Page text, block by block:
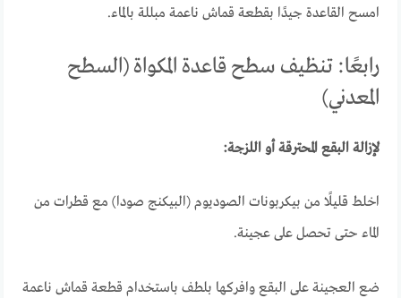
امسح القاعدة جيدًا بقطعة قماش ناعمة مبللة بالماء.
رابعًا: تنظيف سطح قاعدة المكواة (السطح
المعدني)
لإزالة البقع المحترقة أو اللزجة:
اخلط قليلًا من بيكربونات الصوديوم (البيكنج صودا) مع قطرات من
الماء حتى تحصل على عجينة.
ضع العجينة على البقع وافركها بلطف باستخدام قطعة قماش ناعمة